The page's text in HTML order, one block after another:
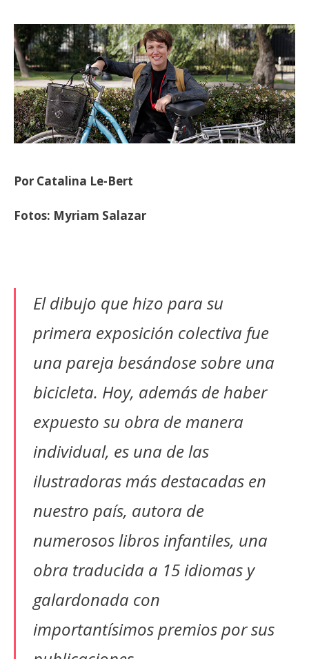
Por Catalina Le-Bert
Fotos: Myriam Salazar
El dibujo que hizo para su
primera exposición colectiva fue
una pareja besándose sobre una
bicicleta. Hoy, además de haber
expuesto su obra de manera
individual, es una de las
ilustradoras más destacadas en
nuestro país, autora de
numerosos libros infantiles, una
obra traducida a 15 idiomas y
galardonada con
importantísimos premios por sus